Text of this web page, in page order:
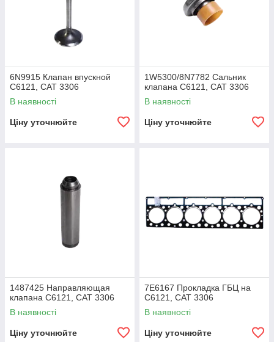
6N9915 Клапан впускной
C6121, CAT 3306
В наявності
Ціну уточнюйте
1W5300/8N7782 Cальник
клапана C6121, CAT 3306
В наявності
Ціну уточнюйте
1487425 Направляющая
клапана C6121, CAT 3306
В наявності
Ціну уточнюйте
7E6167 Прокладка ГБЦ на
C6121, CAT 3306
В наявності
Ціну уточнюйте